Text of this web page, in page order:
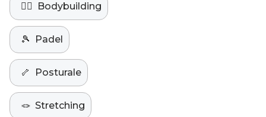
🏋️‍♀️ Bodybuilding
🎾 Padel
🦴 Posturale
🪢 Stretching